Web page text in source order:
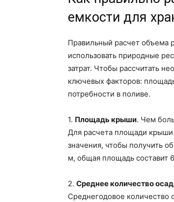
емкости для
Правильный расчет объема
использовать природные
затрат. Чтобы рассчитать
ключевых факторов:
потребности в поливе.
1. Площадь крыши. Чем
Для расчета площади
значения, чтобы получить
м, общая площадь составит
2. Среднее количество
Среднегодовое количество